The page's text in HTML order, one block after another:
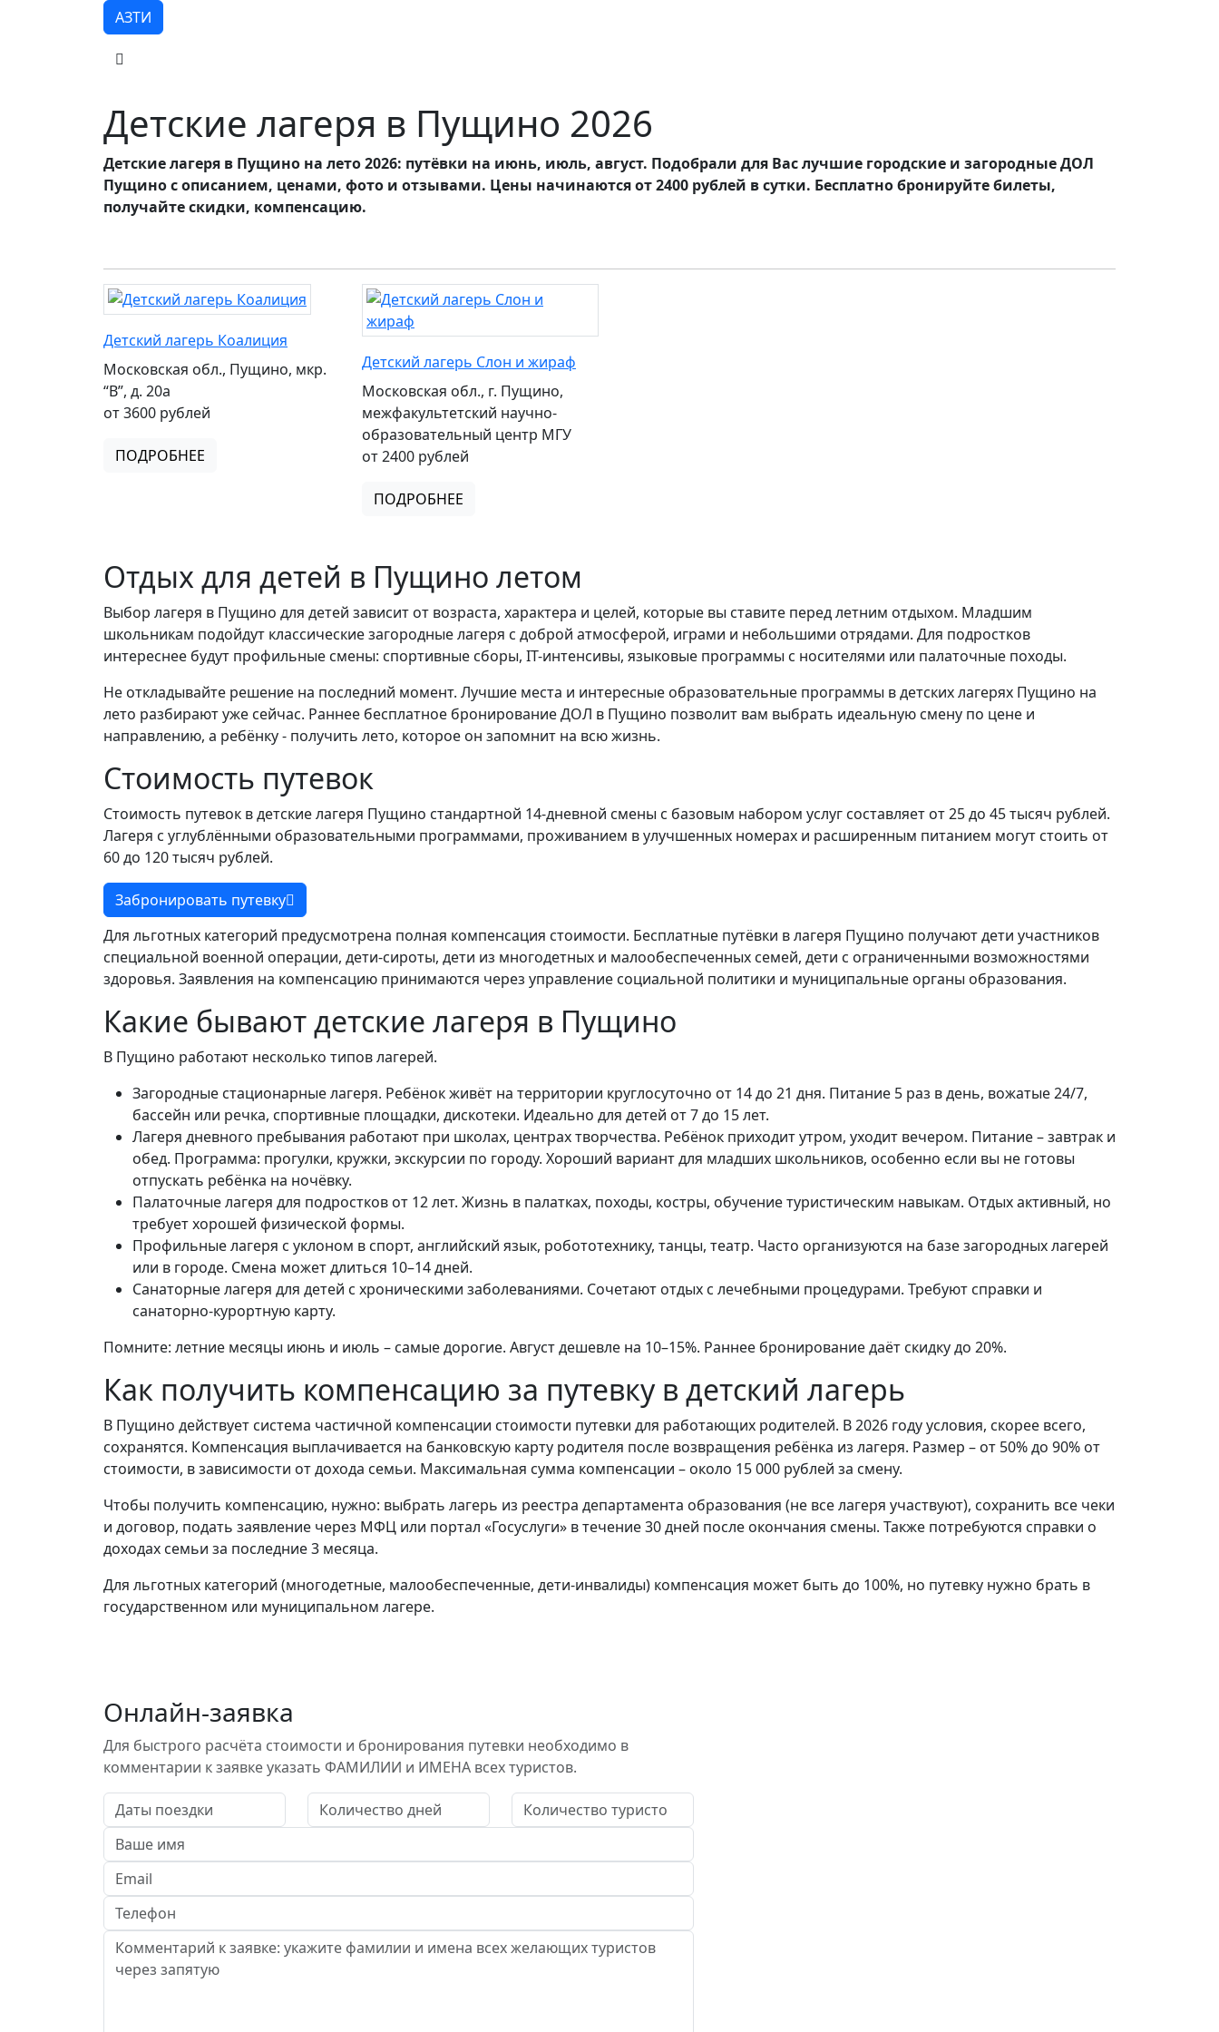
АЗТИ
Детские лагеря в Пущино 2026
Детские лагеря в Пущино на лето 2026: путёвки на июнь, июль, август. Подобрали для Вас лучшие городские и загородные ДОЛ
Пущино с описанием, ценами, фото и отзывами. Цены начинаются от 2400 рублей в сутки. Бесплатно бронируйте билеты,
получайте скидки, компенсацию.
Детский лагерь Коалиция
Московская обл., Пущино, мкр.
“В”, д. 20а
от 3600 рублей
ПОДРОБНЕЕ
Детский лагерь Слон и жираф
Московская обл., г. Пущино,
межфакультетский научно-
образовательный центр МГУ
от 2400 рублей
ПОДРОБНЕЕ
Отдых для детей в Пущино летом
Выбор лагеря в Пущино для детей зависит от возраста, характера и целей, которые вы ставите перед летним отдыхом. Младшим
школьникам подойдут классические загородные лагеря с доброй атмосферой, играми и небольшими отрядами. Для подростков
интереснее будут профильные смены: спортивные сборы, IT-интенсивы, языковые программы с носителями или палаточные походы.
Не откладывайте решение на последний момент. Лучшие места и интересные образовательные программы в детских лагерях Пущино на
лето разбирают уже сейчас. Раннее бесплатное бронирование ДОЛ в Пущино позволит вам выбрать идеальную смену по цене и
направлению, а ребёнку - получить лето, которое он запомнит на всю жизнь.
Стоимость путевок
Стоимость путевок в детские лагеря Пущино стандартной 14-дневной смены с базовым набором услуг составляет от 25 до 45 тысяч рублей.
Лагеря с углублёнными образовательными программами, проживанием в улучшенных номерах и расширенным питанием могут стоить от
60 до 120 тысяч рублей.
Забронировать путевку
Для льготных категорий предусмотрена полная компенсация стоимости. Бесплатные путёвки в лагеря Пущино получают дети участников
специальной военной операции, дети-сироты, дети из многодетных и малообеспеченных семей, дети с ограниченными возможностями
здоровья. Заявления на компенсацию принимаются через управление социальной политики и муниципальные органы образования.
Какие бывают детские лагеря в Пущино
В Пущино работают несколько типов лагерей.
Загородные стационарные лагеря. Ребёнок живёт на территории круглосуточно от 14 до 21 дня. Питание 5 раз в день, вожатые 24/7,
бассейн или речка, спортивные площадки, дискотеки. Идеально для детей от 7 до 15 лет.
Лагеря дневного пребывания работают при школах, центрах творчества. Ребёнок приходит утром, уходит вечером. Питание – завтрак и
обед. Программа: прогулки, кружки, экскурсии по городу. Хороший вариант для младших школьников, особенно если вы не готовы
отпускать ребёнка на ночёвку.
Палаточные лагеря для подростков от 12 лет. Жизнь в палатках, походы, костры, обучение туристическим навыкам. Отдых активный, но
требует хорошей физической формы.
Профильные лагеря с уклоном в спорт, английский язык, робототехнику, танцы, театр. Часто организуются на базе загородных лагерей
или в городе. Смена может длиться 10–14 дней.
Санаторные лагеря для детей с хроническими заболеваниями. Сочетают отдых с лечебными процедурами. Требуют справки и
санаторно-курортную карту.
Помните: летние месяцы июнь и июль – самые дорогие. Август дешевле на 10–15%. Раннее бронирование даёт скидку до 20%.
Как получить компенсацию за путевку в детский лагерь
В Пущино действует система частичной компенсации стоимости путевки для работающих родителей. В 2026 году условия, скорее всего,
сохранятся. Компенсация выплачивается на банковскую карту родителя после возвращения ребёнка из лагеря. Размер – от 50% до 90% от
стоимости, в зависимости от дохода семьи. Максимальная сумма компенсации – около 15 000 рублей за смену.
Чтобы получить компенсацию, нужно: выбрать лагерь из реестра департамента образования (не все лагеря участвуют), сохранить все чеки
и договор, подать заявление через МФЦ или портал «Госуслуги» в течение 30 дней после окончания смены. Также потребуются справки о
доходах семьи за последние 3 месяца.
Для льготных категорий (многодетные, малообеспеченные, дети-инвалиды) компенсация может быть до 100%, но путевку нужно брать в
государственном или муниципальном лагере.
Онлайн-заявка
Для быстрого расчёта стоимости и бронирования путевки необходимо в
комментарии к заявке указать ФАМИЛИИ и ИМЕНА всех туристов.